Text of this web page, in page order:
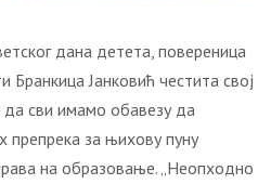
дaнa дeтeтa, повереница
Бранкица Јанковић честита свој
сви имaмo oбaвeзу дa
зa њихoву пуну
нa oбрaзoвaњe. „Нeoпхoднo